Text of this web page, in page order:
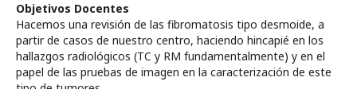
Objetivos Docentes
Hacemos una revisión de las fibromatosis tipo desmoide, a
partir de casos de nuestro centro, haciendo hincapié en los
hallazgos radiológicos (TC y RM fundamentalmente) y en el
papel de las pruebas de imagen en la caracterización de este